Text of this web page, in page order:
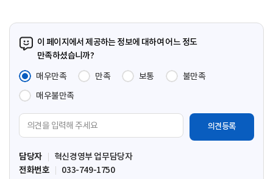
이 페이지에서 제공하는 정보에 대하여 어느 정도
만족하셨습니까?
매우만족
만족 보통
불만족
매우불만족
견
입
력
담당자
혁신경영부 업무담당자
전화번호
033-749-1750